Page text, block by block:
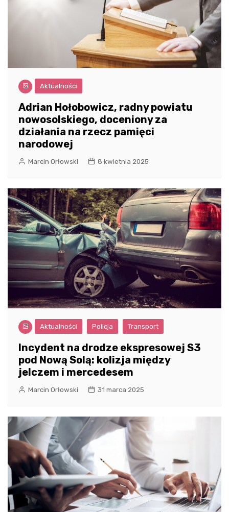
Aktualności
Adrian Hołobowicz, radny powiatu
nowosolskiego, doceniony za
działania na rzecz pamięci
narodowej
Marcin Orłowski 8 kwietnia 2025
Aktualności Policja Transport
Incydent na drodze ekspresowej S3
pod Nową Solą: kolizja między
jelczem i mercedesem
Marcin Orłowski 31 marca 2025